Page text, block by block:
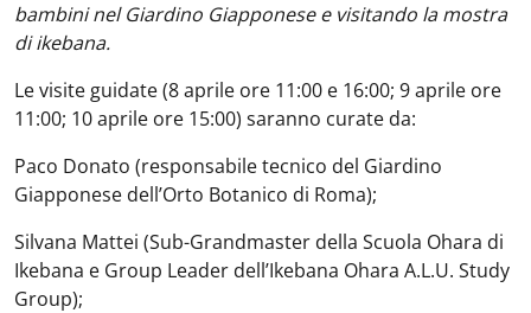
bambini nel Giardino Giapponese e visitando la mostra
di ikebana.
Le visite guidate (8 aprile ore 11:00 e 16:00; 9 aprile ore
11:00; 10 aprile ore 15:00) saranno curate da:
Paco Donato (responsabile tecnico del Giardino
Giapponese dell’Orto Botanico di Roma);
Silvana Mattei (Sub-Grandmaster della Scuola Ohara di
Ikebana e Group Leader dell’Ikebana Ohara A.L.U. Study
Group);